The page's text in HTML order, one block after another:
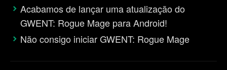
Acabamos de lançar uma atualização do
GWENT: Rogue Mage para Android!
Não consigo iniciar GWENT: Rogue Mage